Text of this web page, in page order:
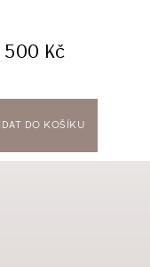
DO KOŠÍKU
500 Kč